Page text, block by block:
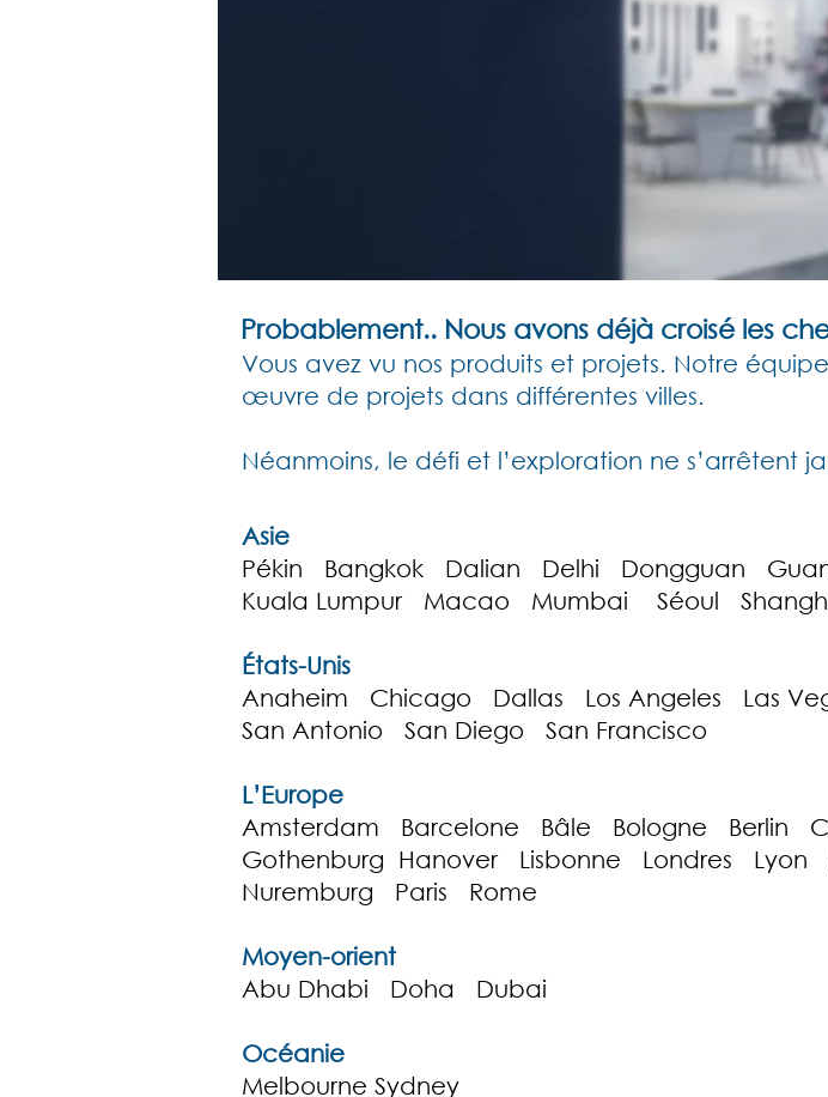
Probablement.. Nous avons déjà croisé les
Vous avez vu nos produits et projets. Notre
œuvre de projets dans différentes villes.
Néanmoins, le défi et l’exploration ne s’arrêtent
Asie
Pékin Bangkok Dalian Delhi Dongguan
Kuala Lumpur Macao Mumbai Séoul
États-Unis
Anaheim Chicago Dallas Los Angeles Las
San Antonio San Diego San Francisco
L’Europe
Amsterdam Barcelone Bâle Bologne Berlin
Gothenburg Hanover Lisbonne Londres
Nuremburg Paris Rome
Moyen-orient
Abu Dhabi Doha Dubai
Océanie
Melbourne Sydney